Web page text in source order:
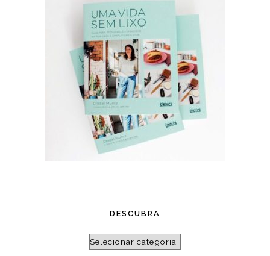
DESCUBRA
Descubra